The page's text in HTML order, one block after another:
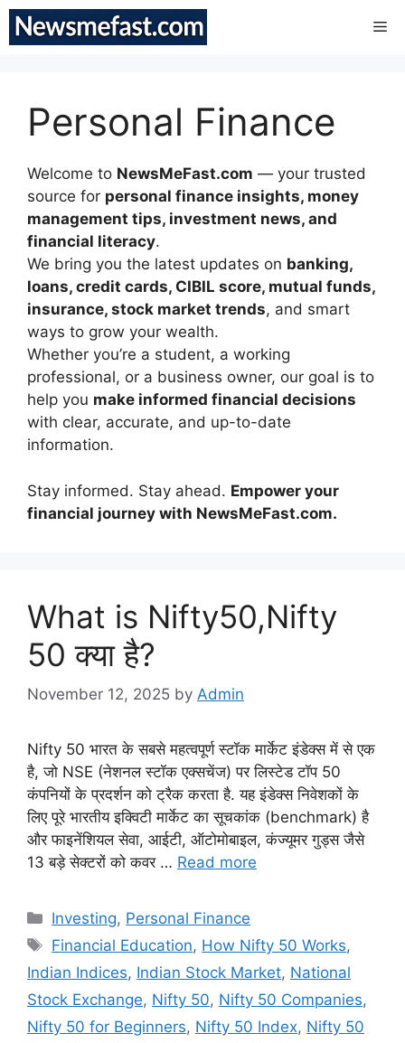
Skip
Personal Finance
Welcome to NewsMeFast.com — your trusted
source for personal finance insights, money
management tips, investment news, and
financial literacy.
We bring you the latest updates on banking,
loans, credit cards, CIBIL score, mutual funds,
insurance, stock market trends, and smart
ways to grow your wealth.
Whether you’re a student, a working
professional, or a business owner, our goal is to
help you make informed financial decisions
with clear, accurate, and up-to-date
information.
Stay informed. Stay ahead. Empower your
financial journey with NewsMeFast.com.
What is Nifty50,Nifty
50 क्या है?
November 12, 2025 by Admin
Nifty 50 भारत के सबसे महत्वपूर्ण स्टॉक मार्केट इंडेक्स में से एक
है, जो NSE (नेशनल स्टॉक एक्सचेंज) पर लिस्टेड टॉप 50
कंपनियों के प्रदर्शन को ट्रैक करता है. यह इंडेक्स निवेशकों के
लिए पूरे भारतीय इक्विटी मार्केट का सूचकांक (benchmark) है
और फाइनेंशियल सेवा, आईटी, ऑटोमोबाइल, कंज्यूमर गुड्स जैसे
13 बड़े सेक्टरों को कवर … Read more
Categories
Investing, Personal Finance
Tags
Financial Education, How Nifty 50 Works,
Indian Indices, Indian Stock Market, National
Stock Exchange, Nifty 50, Nifty 50 Companies,
Nifty 50 for Beginners, Nifty 50 Index, Nifty 50